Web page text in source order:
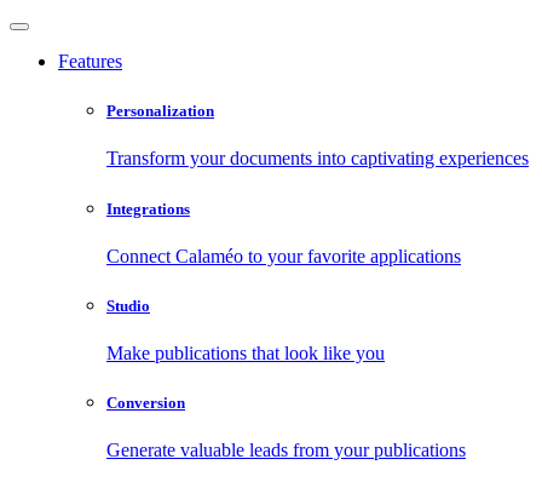
Features
Personalization
Transform your documents into captivating experiences
Integrations
Connect Calaméo to your favorite applications
Studio
Make publications that look like you
Conversion
Generate valuable leads from your publications